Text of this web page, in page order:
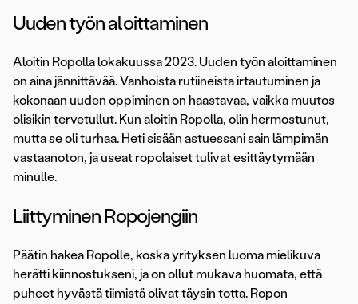
Uuden työn aloittaminen
Aloitin Ropolla lokakuussa 2023. Uuden työn aloittaminen
on aina jännittävää. Vanhoista rutiineista irtautuminen ja
kokonaan uuden oppiminen on haastavaa, vaikka muutos
olisikin tervetullut. Kun aloitin Ropolla, olin hermostunut,
mutta se oli turhaa. Heti sisään astuessani sain lämpimän
vastaanoton, ja useat ropolaiset tulivat esittäytymään
minulle.
Liittyminen Ropojengiin
Päätin hakea Ropolle, koska yrityksen luoma mielikuva
herätti kiinnostukseni, ja on ollut mukava huomata, että
puheet hyvästä tiimistä olivat täysin totta. Ropon